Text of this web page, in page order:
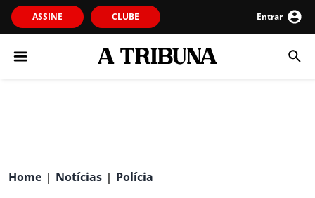
ASSINE CLUBE Entrar
Home | Notícias | Polícia